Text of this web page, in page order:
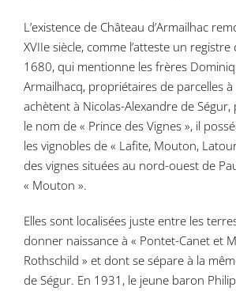
L’existence de Château d’Armailhac
XVIIe siècle, comme l’atteste un
1680, qui mentionne les frères
Armailhacq, propriétaires de parcelles à
achètent à Nicolas-Alexandre de
le nom de « Prince des Vignes », il
les vignobles de « Lafite, Mouton,
des vignes situées au nord-ouest de
« Mouton ».
Elles sont localisées juste entre les
donner naissance à « Pontet-Canet et
Rothschild » et dont se sépare à la
de Ségur. En 1931, le jeune baron